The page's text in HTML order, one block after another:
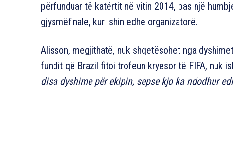
përfunduar të katërtit në vitin 2014, pas një
gjysmëfinale, kur ishin edhe organizatorë.
Alisson, megjithatë, nuk shqetësohet nga
fundit që Brazil fitoi trofeun kryesor të FIFA, nuk
disa dyshime për ekipin, sepse kjo ka ndodhur